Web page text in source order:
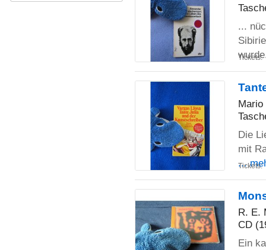
...
Tickets:
Mario
Die
mit
...
Tickets:
R. E.
CD
Ein